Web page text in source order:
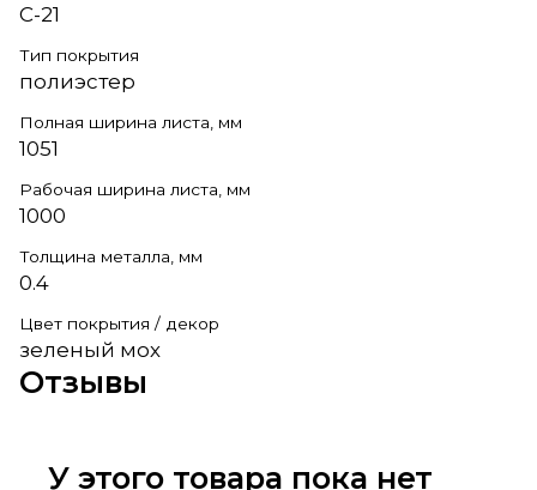
С-21
Тип покрытия
полиэстер
Полная ширина листа, мм
1051
Рабочая ширина листа, мм
1000
Толщина металла, мм
0.4
Цвет покрытия / декор
зеленый мох
Отзывы
У этого товара пока нет